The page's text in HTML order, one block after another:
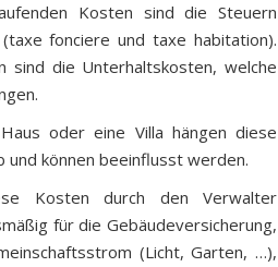
Kosten sind die Steuern
fonciere und taxe habitation).
sind die Unterhaltskosten, welche
oder eine Villa hängen diese
und können beeinflusst werden.
Kosten durch den Verwalter
für die Gebäudeversicherung,
(Licht, Garten, …),